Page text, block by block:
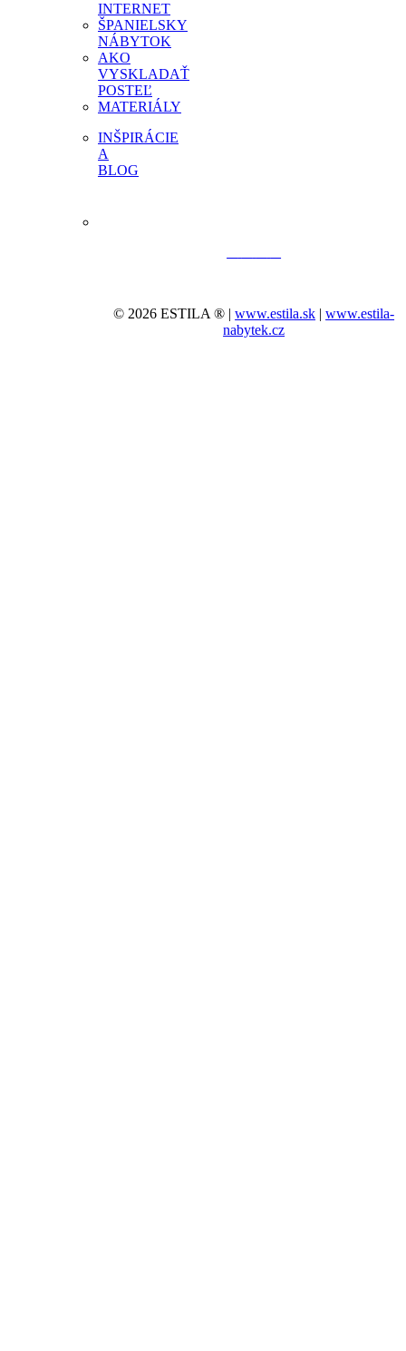
INTERNET
ŠPANIELSKY
NÁBYTOK
AKO
VYSKLADAŤ
POSTEĽ
MATERIÁLY
INŠPIRÁCIE
A
BLOG
© 2026 ESTILA ® |www.estila.sk |www.estila-
nabytek.cz